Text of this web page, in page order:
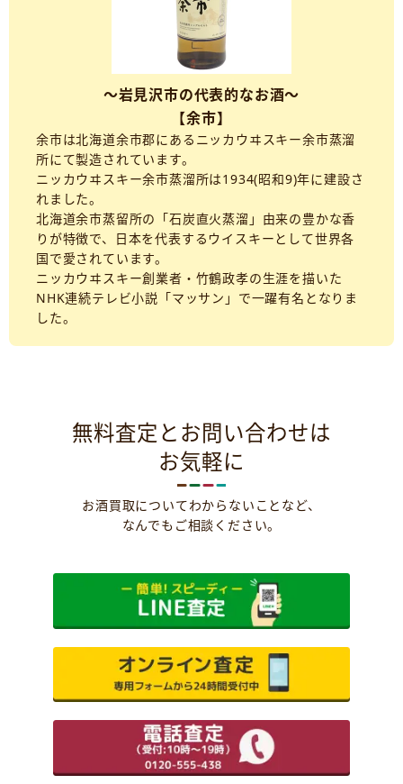
～岩見沢市の代表的なお酒～
【余市】
余市は北海道余市郡にあるニッカウヰスキー余市蒸溜
所にて製造されています。
ニッカウヰスキー余市蒸溜所は1934(昭和9)年に建設さ
れました。
北海道余市蒸留所の「石炭直火蒸溜」由来の豊かな香
りが特徴で、日本を代表するウイスキーとして世界各
国で愛されています。
ニッカウヰスキー創業者・竹鶴政孝の生涯を描いた
NHK連続テレビ小説「マッサン」で一躍有名となりま
した。
無料査定とお問い合わせは
お気軽に
お酒買取についてわからないことなど、
なんでもご相談ください。